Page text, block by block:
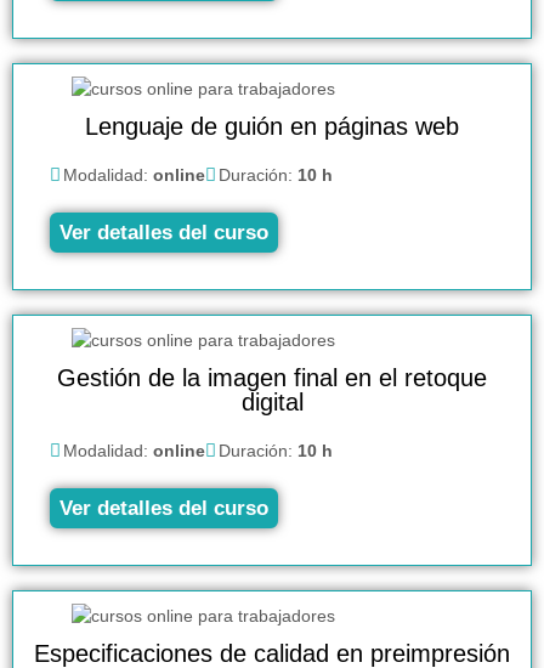
Lenguaje de guión en páginas web
Modalidad: online Duración: 10 h
Ver detalles del curso
Gestión de la imagen final en el retoque
digital
Modalidad: online Duración: 10 h
Ver detalles del curso
Especificaciones de calidad en preimpresión